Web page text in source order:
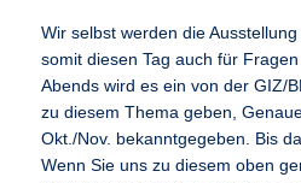
Wir selbst werden die
somit diesen Tag auch für
Abends wird es ein von der GIZ/
zu diesem Thema geben,
Okt./Nov. bekanntgegeben. Bis
Wenn Sie uns zu diesem oben